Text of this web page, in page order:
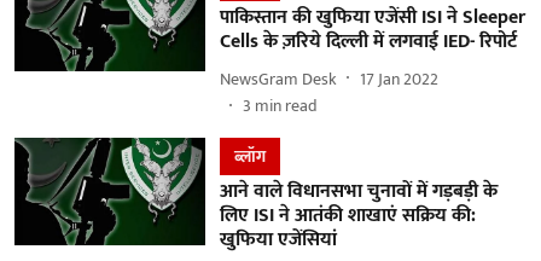
पाकिस्तान की खुफिया एजेंसी ISI ने Sleeper
Cells के ज़रिये दिल्ली में लगवाई IED- रिपोर्ट
NewsGram Desk
17 Jan 2022
3 min read
ब्लॉग
आने वाले विधानसभा चुनावों में गड़बड़ी के
लिए ISI ने आतंकी शाखाएं सक्रिय की:
खुफिया एजेंसियां